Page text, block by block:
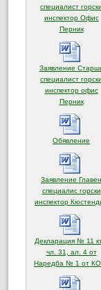
специалист горски
инспектор Офис
Перник
Заявление
специалист горски
инспектор офис
Перник
Обявление
Заявление Главен
специалис горски
инспектор
Декларация № 11
чл. 31, ал. 4 от
Наредба № 1 от